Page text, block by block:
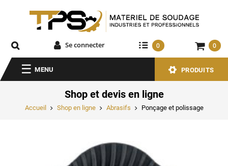
Se connecter 0 0
MENU PRODUITS
Shop et devis en ligne
Accueil Shop en ligne Abrasifs Ponçage et polissage